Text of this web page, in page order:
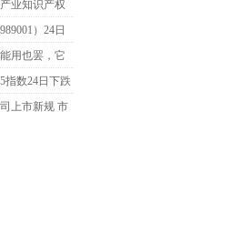
业知识产权
）24日
用也罢，它
指数24日下跌
上市新规 市